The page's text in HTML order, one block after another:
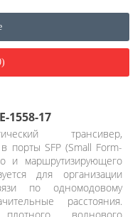
1558-17
трансивер,
порты SFP (Small Form-
и маршрутизирующего
для организации
по одномодовому
расстояния.
волнового